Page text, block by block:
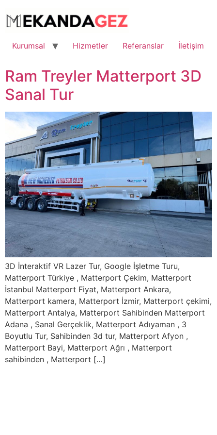
atla
Kurumsal Hizmetler Referanslar İletişim
Ram Treyler Matterport 3D
Sanal Tur
3D İnteraktif VR Lazer Tur, Google İşletme Turu,
Matterport Türkiye , Matterport Çekim, Matterport
İstanbul Matterport Fiyat, Matterport Ankara,
Matterport kamera, Matterport İzmir, Matterport çekimi,
Matterport Antalya, Matterport Sahibinden Matterport
Adana , Sanal Gerçeklik, Matterport Adıyaman , 3
Boyutlu Tur, Sahibinden 3d tur, Matterport Afyon ,
Matterport Bayi, Matterport Ağrı , Matterport
sahibinden , Matterport […]